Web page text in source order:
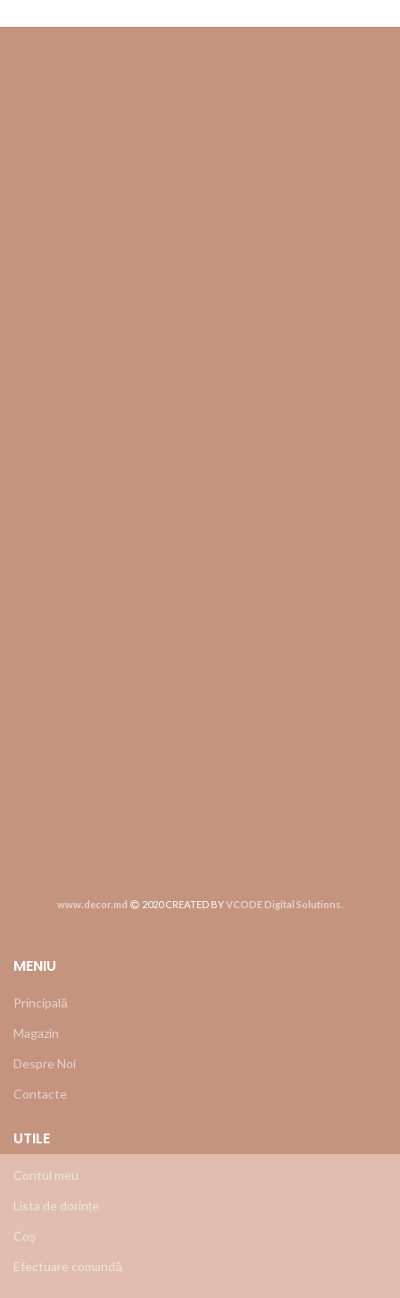
www.decor.md 2020 CREATED BYVCODE Digital Solutions
MENIU
Principală
Magazin
Despre Noi
Contacte
UTILE
Contul meu
Lista de dorințe
Coș
Efectuare comandă